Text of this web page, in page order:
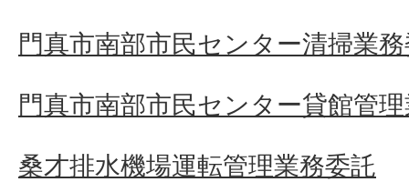
門真市南部市民センター清掃業
門真市南部市民センター貸館管
桑才排水機場運転管理業務委託